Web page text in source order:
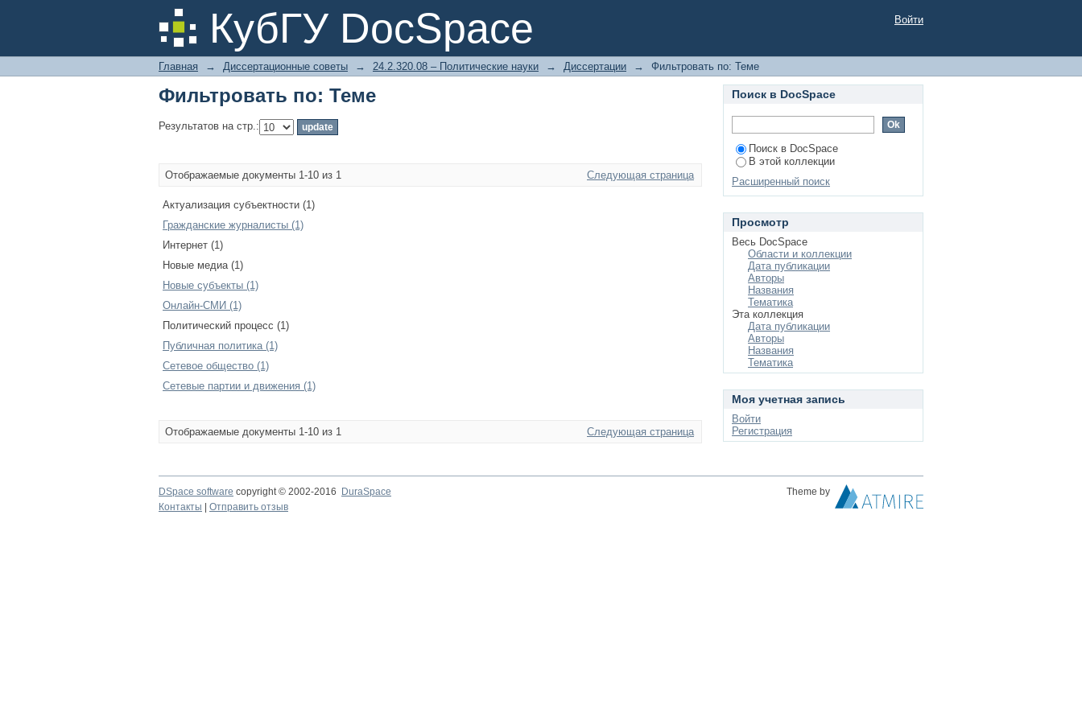
КубГУ DocSpace
Фильтровать по: Теме Войти
Главная → Диссертационные советы → 24.2.320.08 – Политические науки → Диссертации → Фильтровать по: Теме
Фильтровать по: Теме
Результатов на стр.:
Отображаемые документы 1-10 из 1 Следующая страница
Актуализация субъектности (1)
Гражданские журналисты (1)
Интернет (1)
Новые медиа (1)
Новые субъекты (1)
Онлайн-СМИ (1)
Политический процесс (1)
Публичная политика (1)
Сетевое общество (1)
Сетевые партии и движения (1)
Отображаемые документы 1-10 из 1 Следующая страница
Поиск в DocSpace
Поиск в DocSpace
В этой коллекции
Расширенный поиск
Просмотр
Весь DocSpace
Области и коллекции
Дата публикации
Авторы
Названия
Тематика
Эта коллекция
Дата публикации
Авторы
Названия
Тематика
Моя учетная запись
Войти
Регистрация
DSpace software copyright © 2002-2016 DuraSpace
Theme by
Контакты
Отправить отзыв